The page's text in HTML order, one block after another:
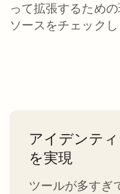
って拡張するため
ソースをチェックし
アイデンテ
を実現
ツールが多すぎ